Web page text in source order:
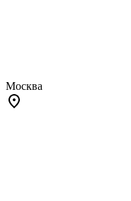
Москва